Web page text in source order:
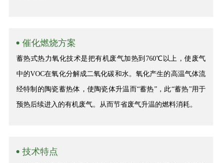
催化燃烧方案
蓄热式热力氧化技术是把有机废气加热到760℃以上，使废气
中的VOC在氧化分解成二氧化碳和水。氧化产生的高温气体流
经特制的陶瓷蓄热体，使陶瓷体升温而“蓄热”，此“蓄热”用于
预热后续进入的有机废气。从而节省废气升温的燃料消耗。
技术特点